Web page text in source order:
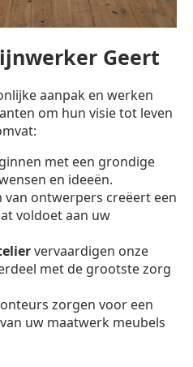
Geert
aanpak en werken
om hun visie tot leven
met een grondige
en ideeën.
van ontwerpers creëert een
voldoet aan uw
vervaardigen onze
met de grootste zorg
zorgen voor een
uw maatwerk meubels